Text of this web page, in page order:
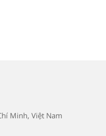
Minh, Việt Nam